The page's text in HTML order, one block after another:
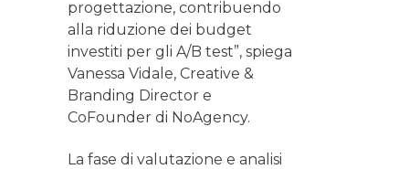
progettazione, contribuendo
alla riduzione dei budget
investiti per gli A/B test”, spiega
Vanessa Vidale, Creative &
Branding Director e
CoFounder di NoAgency.
La fase di valutazione e analisi